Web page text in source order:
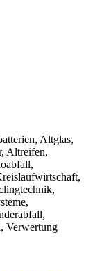
Altglas,
Altreifen,
Verwertung